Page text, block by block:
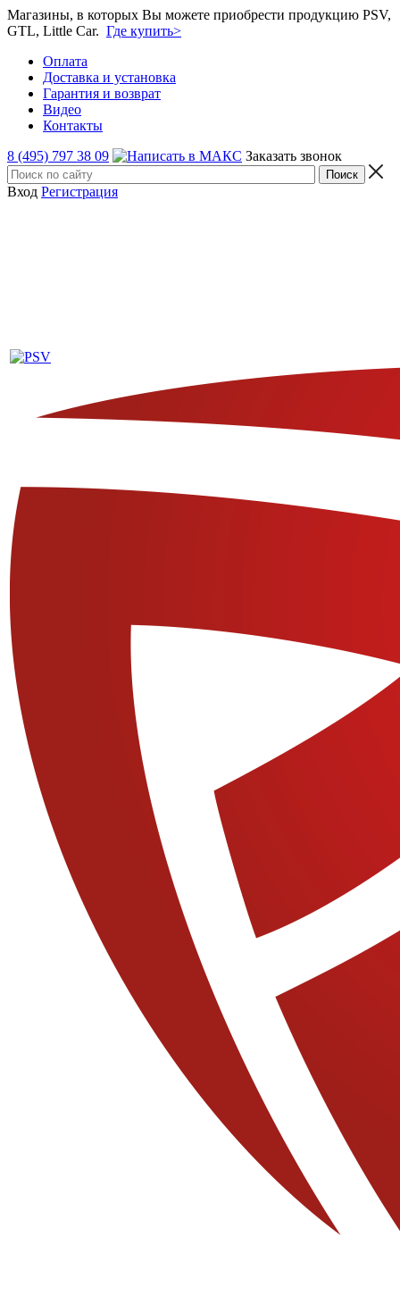
Магазины, в которых Вы можете приобрести продукцию PSV,
GTL, Little Car. Где купить>
Оплата
Доставка и установка
Гарантия и возврат
Видео
Контакты
8 (495) 797 38 09
Заказать звонок
Вход Регистрация